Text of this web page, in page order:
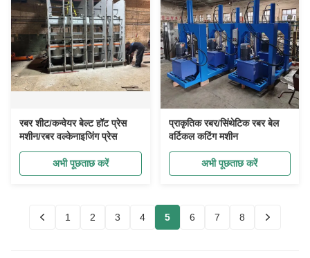
रबर शीट/कन्वेयर बेल्ट हॉट प्रेस
मशीन/रबर वल्केनाइजिंग प्रेस
अभी पूछताछ करें
प्राकृतिक रबर/सिंथेटिक रबर बेल
वर्टिकल कटिंग मशीन
अभी पूछताछ करें
1 2 3 4 5 6 7 8